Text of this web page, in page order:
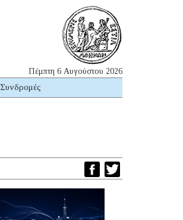
Πέμπτη 6 Αυγούστου 2026
Συνδρομές